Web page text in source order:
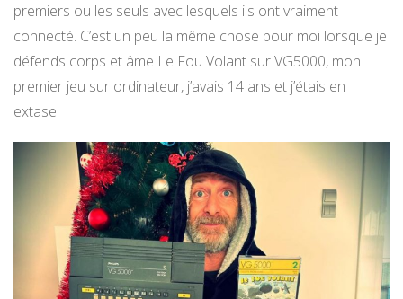
premiers ou les seuls avec lesquels ils ont vraiment
connecté. C’est un peu la même chose pour moi lorsque je
défends corps et âme Le Fou Volant sur VG5000, mon
premier jeu sur ordinateur, j’avais 14 ans et j’étais en
extase.